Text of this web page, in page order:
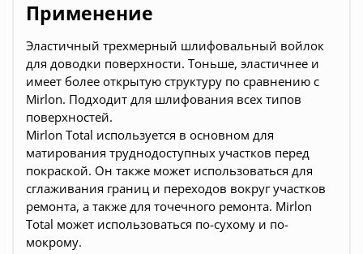
Применение
Эластичный трехмерный шлифовальный войлок
для доводки поверхности. Тоньше, эластичнее и
имеет более открытую структуру по сравнению с
Mirlon. Подходит для шлифования всех типов
поверхностей.
Mirlon Total используется в основном для
матирования труднодоступных участков перед
покраской. Он также может использоваться для
сглаживания границ и переходов вокруг участков
ремонта, а также для точечного ремонта. Mirlon
Total может использоваться по-сухому и по-
мокрому.